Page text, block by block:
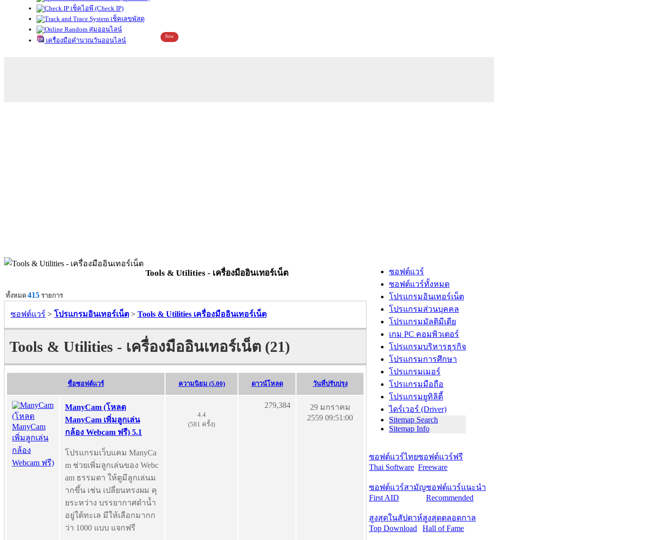
เช็คไอพี (Check IP)
เช็คเลขพัสดุ
สุ่มออนไลน์
เครื่องมือคำนวณวันออนไลน์
New
Tools & Utilities - เครื่องมืออินเทอร์เน็ต
ทั้งหมด 415 รายการ
ซอฟต์แวร์ > โปรแกรมอินเทอร์เน็ต > Tools & Utilities เครื่องมืออินเทอร์เน็ต
Tools & Utilities - เครื่องมืออินเทอร์เน็ต (21)
ชื่อซอฟต์แวร์ ความนิยม (5.00) ดาวน์โหลด วันที่ปรับปรุง
ManyCam (โหลด
ManyCam เพิ่มลูกเล่น
กล้อง Webcam ฟรี) 5.1
โปรแกรมเว็บแคม ManyCa
m ช่วยเพิ่มลูกเล่นของ Webc
am ธรรมดา ให้ดูมีลูกเล่นม
ากขึ้น เช่น เปลี่ยนทรงผม คุ
ยระหว่าง บรรยากาศดำน้ำ
อยู่ใต้ทะเล มีให้เลือกมากก
ว่า 1000 แบบ แจกฟรี
4.4
(581 ครั้ง)
279,384
29 มกราคม
2559 09:51:00
ซอฟต์แวร์
ซอฟต์แวร์ทั้งหมด
โปรแกรมอินเทอร์เน็ต
โปรแกรมส่วนบุคคล
โปรแกรมมัลติมีเดีย
เกม PC คอมพิวเตอร์
โปรแกรมบริหารธุรกิจ
โปรแกรมการศึกษา
โปรแกรมเมอร์
โปรแกรมมือถือ
โปรแกรมยูทิลิตี้
ไดร์เวอร์ (Driver)
Sitemap Search
Sitemap Info
ซอฟต์แวร์ไทย
Thai Software
ซอฟต์แวร์ฟรี
Freeware
ซอฟต์แวร์สามัญ
First AID
ซอฟต์แวร์แนะนำ
Recommended
สูงสุดในสัปดาห์
Top Download
สูงสุดตลอดกาล
Hall of Fame